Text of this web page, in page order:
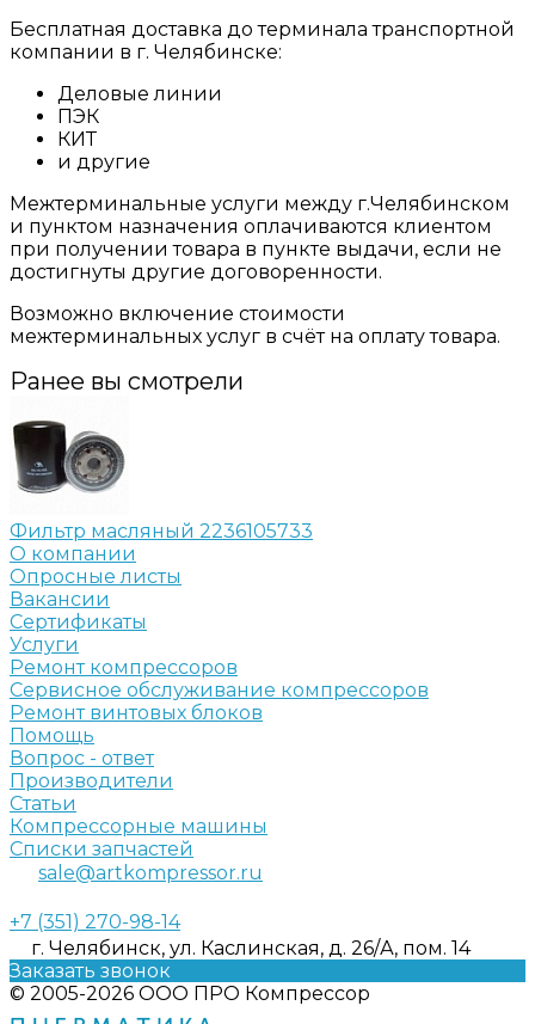
Бесплатная доставка до терминала транспортной
компании в г. Челябинске:
Деловые линии
ПЭК
КИТ
и другие
Межтерминальные услуги между г.Челябинском
и пунктом назначения оплачиваются клиентом
при получении товара в пункте выдачи, если не
достигнуты другие договоренности.
Возможно включение стоимости
межтерминальных услуг в счёт на оплату товара.
Ранее вы смотрели
Фильтр масляный 2236105733
О компании
Опросные листы
Вакансии
Сертификаты
Услуги
Ремонт компрессоров
Сервисное обслуживание компрессоров
Ремонт винтовых блоков
Помощь
Вопрос - ответ
Производители
Статьи
Компрессорные машины
Списки запчастей
sale@artkompressor.ru
+7 (351) 270-98-14
г. Челябинск, ул. Каслинская, д. 26/А, пом. 14
Заказать звонок
© 2005-2026 ООО ПРО Компрессор